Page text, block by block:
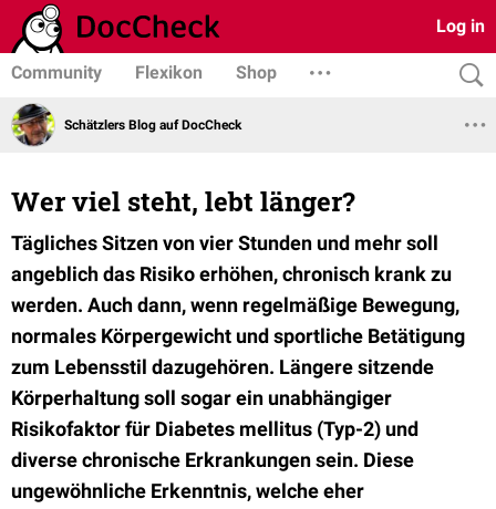
Log in
Community Flexikon Shop
Schätzlers Blog auf DocCheck
Wer viel steht, lebt länger?
Tägliches Sitzen von vier Stunden und mehr soll
angeblich das Risiko erhöhen, chronisch krank zu
werden. Auch dann, wenn regelmäßige Bewegung,
normales Körpergewicht und sportliche Betätigung
zum Lebensstil dazugehören. Längere sitzende
Körperhaltung soll sogar ein unabhängiger
Risikofaktor für Diabetes mellitus (Typ-2) und
diverse chronische Erkrankungen sein. Diese
ungewöhnliche Erkenntnis, welche eher